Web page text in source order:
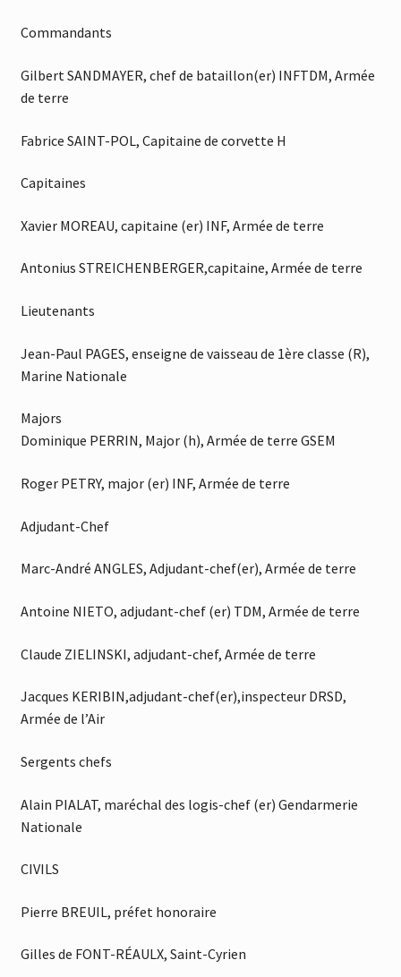
Commandants
Gilbert SANDMAYER, chef de bataillon(er) INFTDM, Armée
de terre
Fabrice SAINT-POL, Capitaine de corvette H
Capitaines
Xavier MOREAU, capitaine (er) INF, Armée de terre
Antonius STREICHENBERGER,capitaine, Armée de terre
Lieutenants
Jean-Paul PAGES, enseigne de vaisseau de 1ère classe (R),
Marine Nationale
Majors
Dominique PERRIN, Major (h), Armée de terre GSEM
Roger PETRY, major (er) INF, Armée de terre
Adjudant-Chef
Marc-André ANGLES, Adjudant-chef(er), Armée de terre
Antoine NIETO, adjudant-chef (er) TDM, Armée de terre
Claude ZIELINSKI, adjudant-chef, Armée de terre
Jacques KERIBIN,adjudant-chef(er),inspecteur DRSD,
Armée de l’Air
Sergents chefs
Alain PIALAT, maréchal des logis-chef (er) Gendarmerie
Nationale
CIVILS
Pierre BREUIL, préfet honoraire
Gilles de FONT-RÉAULX, Saint-Cyrien